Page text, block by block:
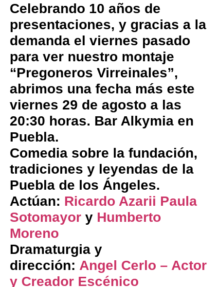
Celebrando 10 años de
presentaciones, y gracias a la
demanda el viernes pasado
para ver nuestro montaje
“Pregoneros Virreinales”,
abrimos una fecha más este
viernes 29 de agosto a las
20:30 horas. Bar Alkymia en
Puebla.
Comedia sobre la fundación,
tradiciones y leyendas de la
Puebla de los Ángeles.
Actúan: Ricardo Azarii Paula
Sotomayor y Humberto
Moreno
Dramaturgia y
dirección: Angel Cerlo – Actor
y Creador Escénico